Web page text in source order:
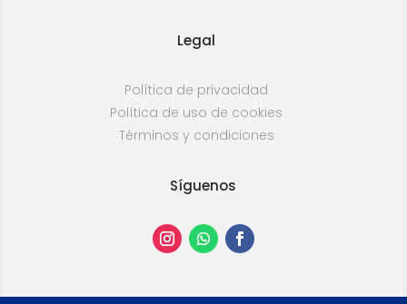
Legal
Política de privacidad
Política de uso de cookies
Términos y condiciones
Síguenos